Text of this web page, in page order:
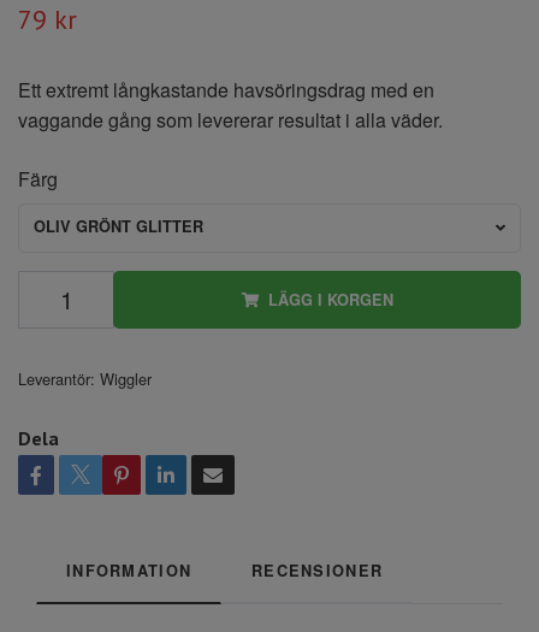
79 kr
Ett extremt långkastande havsöringsdrag med en
vaggande gång som levererar resultat i alla väder.
Färg
OLIV GRÖNT GLITTER
LÄGG I KORGEN
Leverantör: Wiggler
Dela
INFORMATION RECENSIONER